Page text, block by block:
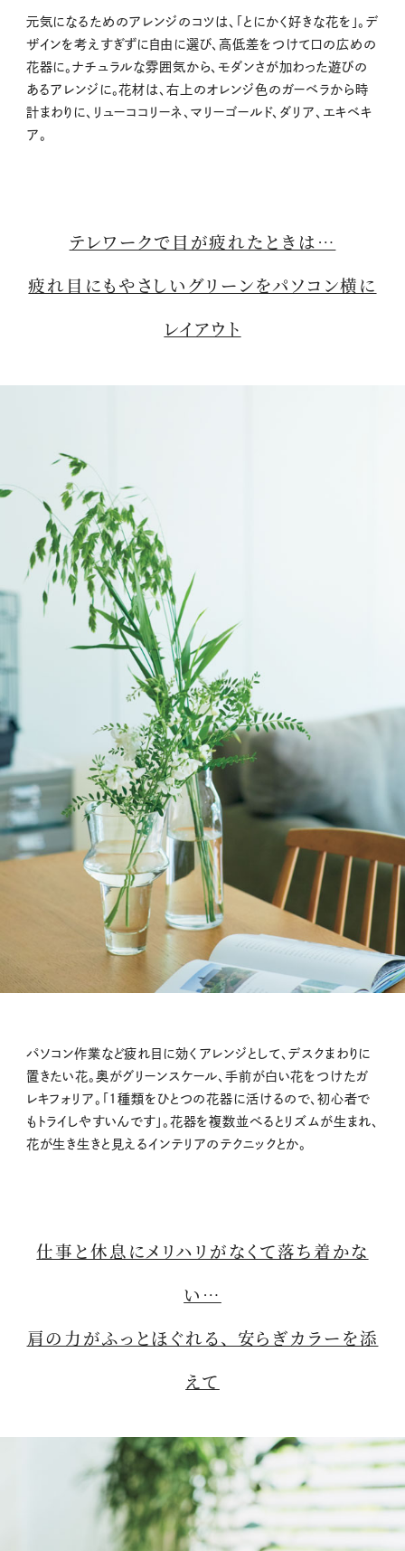
元気になるためのアレンジのコツは、「とにかく好きな花を」。デ
ザインを考えすぎずに自由に選び、高低差をつけて口の広めの
花器に。ナチュラルな雰囲気から、モダンさが加わった遊びの
あるアレンジに。花材は、右上のオレンジ色のガーベラから時
計まわりに、リューココリーネ、マリーゴールド、ダリア、エキベキ
ア。
テレワークで目が疲れたときは…
疲れ目にもやさしいグリーンをパソコン横に
レイアウト
パソコン作業など疲れ目に効くアレンジとして、デスクまわりに
置きたい花。奥がグリーンスケール、手前が白い花をつけたガ
レキフォリア。「1種類をひとつの花器に活けるので、初心者で
もトライしやすいんです」。花器を複数並べるとリズムが生まれ、
花が生き生きと見えるインテリアのテクニックとか。
仕事と休息にメリハリがなくて落ち着かな
い…
肩の力がふっとほぐれる、 安らぎカラーを添
えて